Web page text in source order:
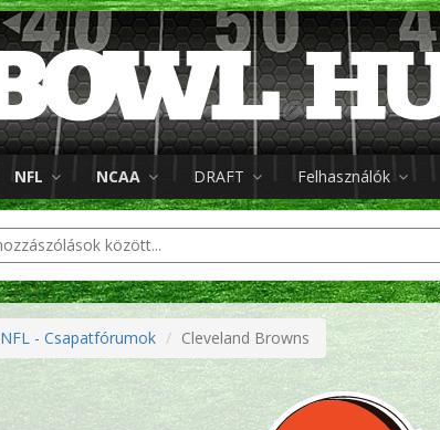
NFL NCAA DRAFT Felhasználók
NFL - Csapatfórumok Cleveland Browns